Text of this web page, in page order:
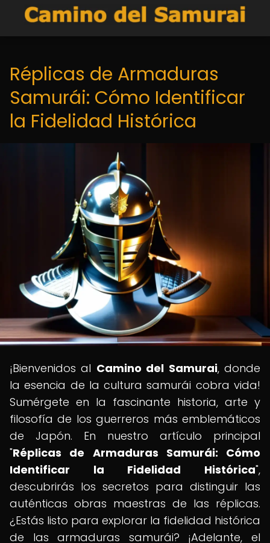
Réplicas de Armaduras
Samurái: Cómo Identificar
la Fidelidad Histórica
¡Bienvenidos al Camino del Samurai, donde
la esencia de la cultura samurái cobra vida!
Sumérgete en la fascinante historia, arte y
filosofía de los guerreros más emblemáticos
de Japón. En nuestro artículo principal
"Réplicas de Armaduras Samurái: Cómo
Identificar la Fidelidad Histórica",
descubrirás los secretos para distinguir las
auténticas obras maestras de las réplicas.
¿Estás listo para explorar la fidelidad histórica
de las armaduras samurái? ¡Adelante, el